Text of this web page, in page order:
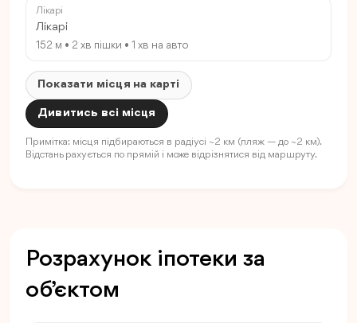
Лікарі
Лікарі
152 м • 2 хв пішки • 1 хв на авто
Показати місця на карті
Дивитись всі місця
Примітка: місця підбираються в радіусі ~2 км (пляж — до ~2 км).
Відстань рахується по прямій і може відрізнятися від маршруту.
Розрахунок іпотеки за
об’єктом